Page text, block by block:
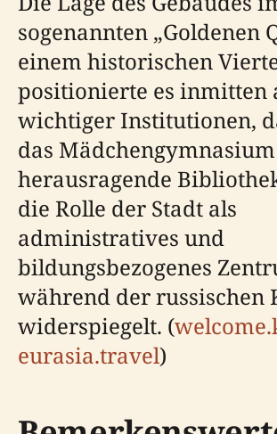
sogenannten „Goldenen
einem historischen
positionierte es inmitten
wichtiger Institutionen,
das
herausragende
die Rolle der Stadt als
administratives und
bildungsbezogenes
während der russischen
widerspiegelt. (
eurasia.travel)